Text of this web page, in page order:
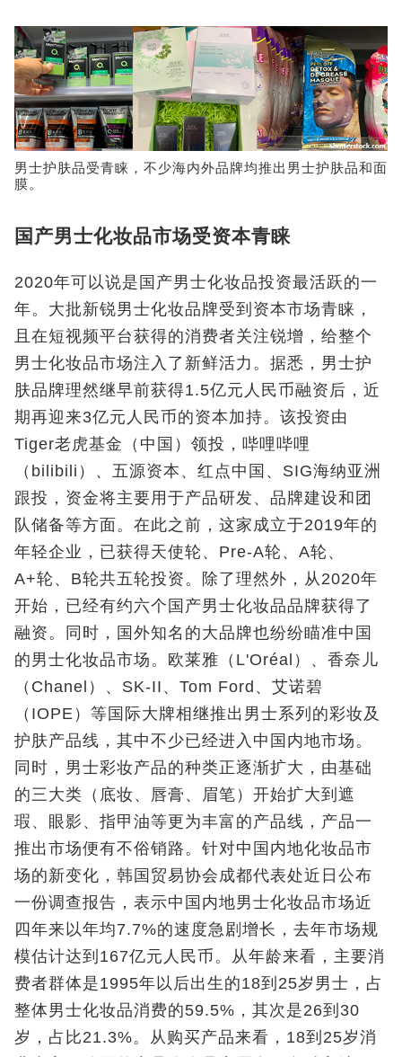
男士护肤品受青睐，不少海内外品牌均推出男士护肤品和面
膜。
国产男士化妆品市场受资本青睐
2020年可以说是国产男士化妆品投资最活跃的一
年。大批新锐男士化妆品牌受到资本市场青睐，
且在短视频平台获得的消费者关注锐增，给整个
男士化妆品市场注入了新鲜活力。据悉，男士护
肤品牌理然继早前获得1.5亿元人民币融资后，近
期再迎来3亿元人民币的资本加持。该投资由
Tiger老虎基金（中国）领投，哔哩哔哩
（bilibili）、五源资本、红点中国、SIG海纳亚洲
跟投，资金将主要用于产品研发、品牌建设和团
队储备等方面。在此之前，这家成立于2019年的
年轻企业，已获得天使轮、Pre‑A轮、A轮、
A+轮、B轮共五轮投资。除了理然外，从2020年
开始，已经有约六个国产男士化妆品品牌获得了
融资。同时，国外知名的大品牌也纷纷瞄准中国
的男士化妆品市场。欧莱雅（L'Oréal）、香奈儿
（Chanel）、SK‑II、Tom Ford、艾诺碧
（IOPE）等国际大牌相继推出男士系列的彩妆及
护肤产品线，其中不少已经进入中国内地市场。
同时，男士彩妆产品的种类正逐渐扩大，由基础
的三大类（底妆、唇膏、眉笔）开始扩大到遮
瑕、眼影、指甲油等更为丰富的产品线，产品一
推出市场便有不俗销路。针对中国内地化妆品市
场的新变化，韩国贸易协会成都代表处近日公布
一份调查报告，表示中国内地男士化妆品市场近
四年来以年均7.7%的速度急剧增长，去年市场规
模估计达到167亿元人民币。从年龄来看，主要消
费者群体是1995年以后出生的18到25岁男士，占
整体男士化妆品消费的59.5%，其次是26到30
岁，占比21.3%。从购买产品来看，18到25岁消